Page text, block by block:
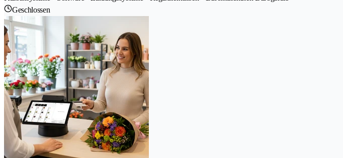
Geschlossen